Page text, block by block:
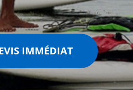
IMMÉDIAT